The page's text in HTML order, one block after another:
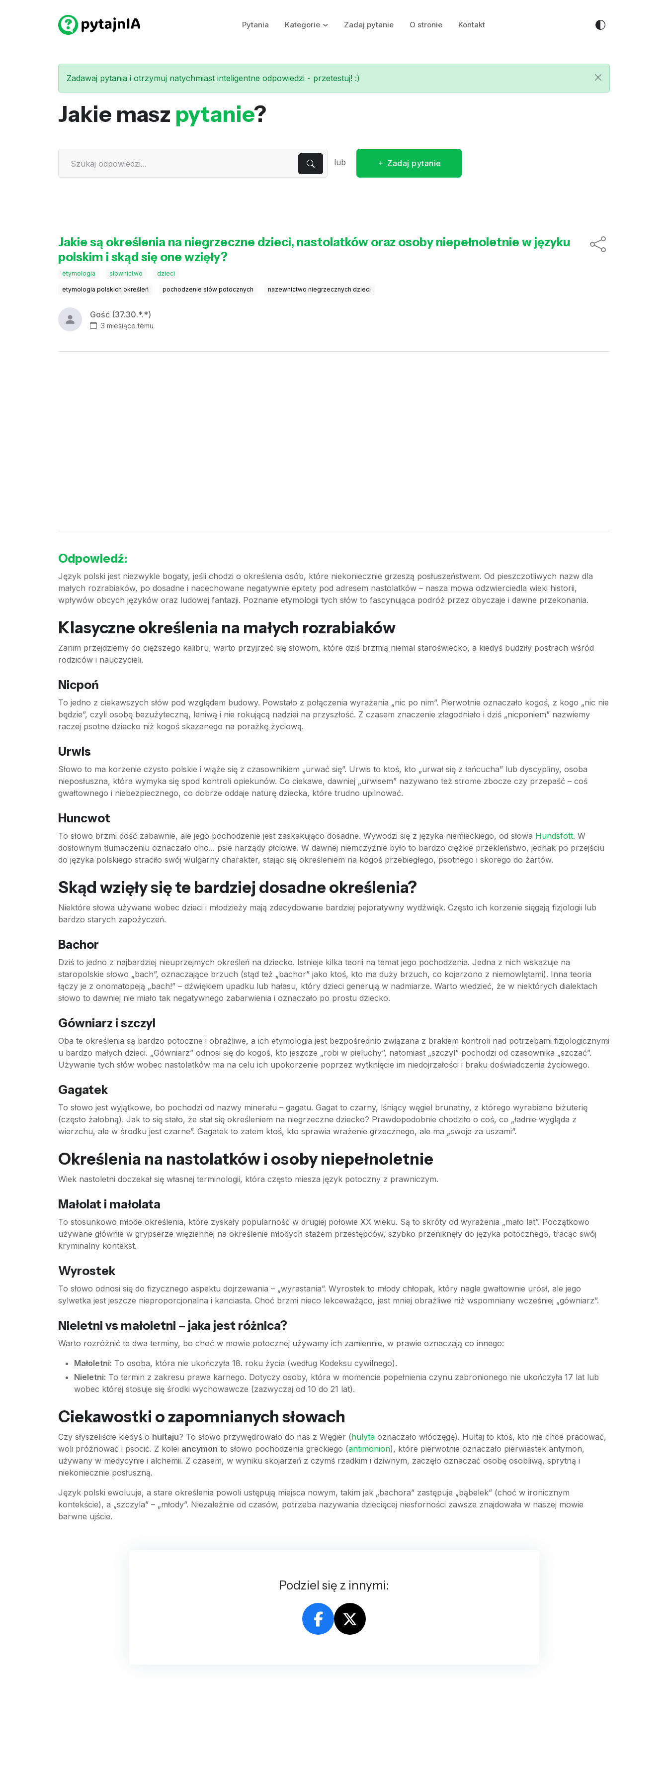
Pytania Kategorie Zadaj pytanie O stronie Kontakt
Zadawaj pytania i otrzymuj natychmiast inteligentne odpowiedzi - przetestuj! :)
Jakie masz pytanie?
lub Zadaj pytanie
Jakie są określenia na niegrzeczne dzieci, nastolatków oraz osoby niepełnoletnie w języku
polskim i skąd się one wzięły?
etymologia słownictwo dzieci
etymologia polskich określeń pochodzenie słów potocznych nazewnictwo niegrzecznych dzieci
Gość (37.30.*.*)
3 miesiące temu
Odpowiedź:
Język polski jest niezwykle bogaty, jeśli chodzi o określenia osób, które niekoniecznie grzeszą posłuszeństwem. Od pieszczotliwych nazw dla
małych rozrabiaków, po dosadne i nacechowane negatywnie epitety pod adresem nastolatków – nasza mowa odzwierciedla wieki historii,
wpływów obcych języków oraz ludowej fantazji. Poznanie etymologii tych słów to fascynująca podróż przez obyczaje i dawne przekonania.
Klasyczne określenia na małych rozrabiaków
Zanim przejdziemy do cięższego kalibru, warto przyjrzeć się słowom, które dziś brzmią niemal staroświecko, a kiedyś budziły postrach wśród
rodziców i nauczycieli.
Nicpoń
To jedno z ciekawszych słów pod względem budowy. Powstało z połączenia wyrażenia „nic po nim”. Pierwotnie oznaczało kogoś, z kogo „nic nie
będzie”, czyli osobę bezużyteczną, leniwą i nie rokującą nadziei na przyszłość. Z czasem znaczenie złagodniało i dziś „nicponiem” nazwiemy
raczej psotne dziecko niż kogoś skazanego na porażkę życiową.
Urwis
Słowo to ma korzenie czysto polskie i wiąże się z czasownikiem „urwać się”. Urwis to ktoś, kto „urwał się z łańcucha” lub dyscypliny, osoba
nieposłuszna, która wymyka się spod kontroli opiekunów. Co ciekawe, dawniej „urwisem” nazywano też strome zbocze czy przepaść – coś
gwałtownego i niebezpiecznego, co dobrze oddaje naturę dziecka, które trudno upilnować.
Huncwot
To słowo brzmi dość zabawnie, ale jego pochodzenie jest zaskakująco dosadne. Wywodzi się z języka niemieckiego, od słowa Hundsfott. W
dosłownym tłumaczeniu oznaczało ono... psie narządy płciowe. W dawnej niemczyźnie było to bardzo ciężkie przekleństwo, jednak po przejściu
do języka polskiego straciło swój wulgarny charakter, stając się określeniem na kogoś przebiegłego, psotnego i skorego do żartów.
Skąd wzięły się te bardziej dosadne określenia?
Niektóre słowa używane wobec dzieci i młodzieży mają zdecydowanie bardziej pejoratywny wydźwięk. Często ich korzenie sięgają fizjologii lub
bardzo starych zapożyczeń.
Bachor
Dziś to jedno z najbardziej nieuprzejmych określeń na dziecko. Istnieje kilka teorii na temat jego pochodzenia. Jedna z nich wskazuje na
staropolskie słowo „bach”, oznaczające brzuch (stąd też „bachor” jako ktoś, kto ma duży brzuch, co kojarzono z niemowlętami). Inna teoria
łączy je z onomatopeją „bach!” – dźwiękiem upadku lub hałasu, który dzieci generują w nadmiarze. Warto wiedzieć, że w niektórych dialektach
słowo to dawniej nie miało tak negatywnego zabarwienia i oznaczało po prostu dziecko.
Gówniarz i szczyl
Oba te określenia są bardzo potoczne i obraźliwe, a ich etymologia jest bezpośrednio związana z brakiem kontroli nad potrzebami fizjologicznymi
u bardzo małych dzieci. „Gówniarz” odnosi się do kogoś, kto jeszcze „robi w pieluchy”, natomiast „szczyl” pochodzi od czasownika „szczać”.
Używanie tych słów wobec nastolatków ma na celu ich upokorzenie poprzez wytknięcie im niedojrzałości i braku doświadczenia życiowego.
Gagatek
To słowo jest wyjątkowe, bo pochodzi od nazwy minerału – gagatu. Gagat to czarny, lśniący węgiel brunatny, z którego wyrabiano biżuterię
(często żałobną). Jak to się stało, że stał się określeniem na niegrzeczne dziecko? Prawdopodobnie chodziło o coś, co „ładnie wygląda z
wierzchu, ale w środku jest czarne”. Gagatek to zatem ktoś, kto sprawia wrażenie grzecznego, ale ma „swoje za uszami”.
Określenia na nastolatków i osoby niepełnoletnie
Wiek nastoletni doczekał się własnej terminologii, która często miesza język potoczny z prawniczym.
Małolat i małolata
To stosunkowo młode określenia, które zyskały popularność w drugiej połowie XX wieku. Są to skróty od wyrażenia „mało lat”. Początkowo
używane głównie w grypserze więziennej na określenie młodych stażem przestępców, szybko przeniknęły do języka potocznego, tracąc swój
kryminalny kontekst.
Wyrostek
To słowo odnosi się do fizycznego aspektu dojrzewania – „wyrastania”. Wyrostek to młody chłopak, który nagle gwałtownie urósł, ale jego
sylwetka jest jeszcze nieproporcjonalna i kanciasta. Choć brzmi nieco lekceważąco, jest mniej obraźliwe niż wspomniany wcześniej „gówniarz”.
Nieletni vs małoletni – jaka jest różnica?
Warto rozróżnić te dwa terminy, bo choć w mowie potocznej używamy ich zamiennie, w prawie oznaczają co innego:
Małoletni: To osoba, która nie ukończyła 18. roku życia (według Kodeksu cywilnego).
Nieletni: To termin z zakresu prawa karnego. Dotyczy osoby, która w momencie popełnienia czynu zabronionego nie ukończyła 17 lat lub
wobec której stosuje się środki wychowawcze (zazwyczaj od 10 do 21 lat).
Ciekawostki o zapomnianych słowach
Czy słyszeliście kiedyś o hultaju? To słowo przywędrowało do nas z Węgier (hulyta oznaczało włóczęgę). Hultaj to ktoś, kto nie chce pracować,
woli próżnować i psocić. Z kolei ancymon to słowo pochodzenia greckiego (antimonion), które pierwotnie oznaczało pierwiastek antymon,
używany w medycynie i alchemii. Z czasem, w wyniku skojarzeń z czymś rzadkim i dziwnym, zaczęło oznaczać osobę osobliwą, sprytną i
niekoniecznie posłuszną.
Język polski ewoluuje, a stare określenia powoli ustępują miejsca nowym, takim jak „bachora” zastępuje „bąbelek” (choć w ironicznym
kontekście), a „szczyla” – „młody”. Niezależnie od czasów, potrzeba nazywania dziecięcej niesforności zawsze znajdowała w naszej mowie
barwne ujście.
Podziel się z innymi: